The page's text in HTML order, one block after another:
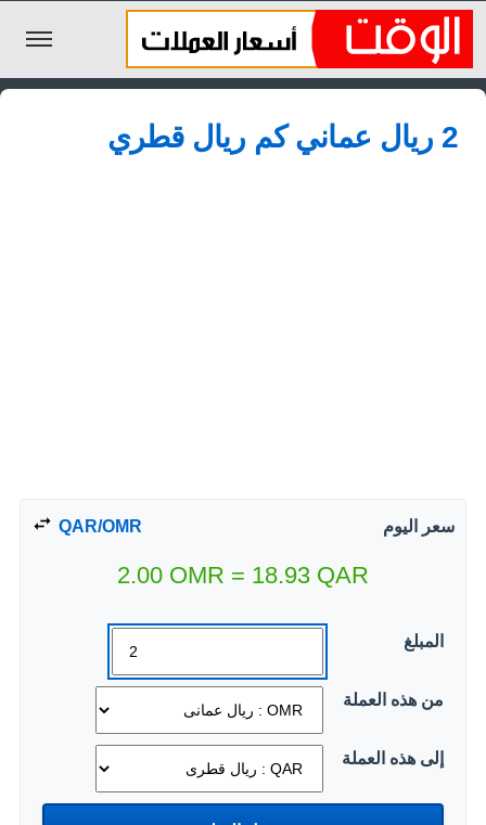
الليرة السورية
الجنيه المصري2 ريال عماني كم ريال قطري
سعر اليوم QAR/OMR
2.00 OMR = 18.93 QAR
المبلغ
من هذه العملة
إلى هذه العملة